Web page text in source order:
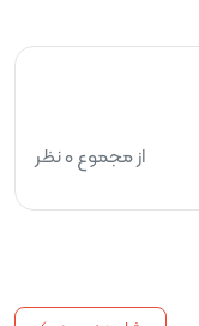
از مجموع 0 نظر